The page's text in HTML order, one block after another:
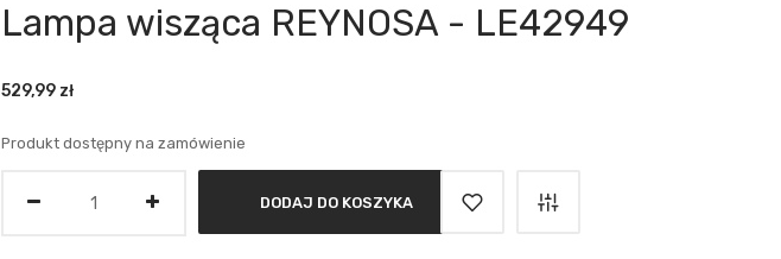
Lampa wisząca REYNOSA - LE42949
529,99 zł
Produkt dostępny na zamówienie
DODAJ DO KOSZYKA